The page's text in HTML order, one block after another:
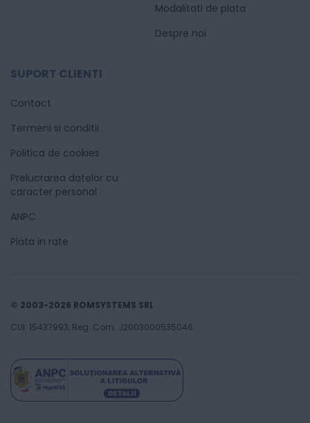
Modalitati de plata
Despre noi
SUPORT CLIENTI
Contact
Termeni si conditii
Politica de cookies
Prelucrarea datelor cu
caracter personal
ANPC
Plata in rate
© 2003-2026 ROMSYSTEMS SRL
CUI: 15437993, Reg. Com. J2003000535046